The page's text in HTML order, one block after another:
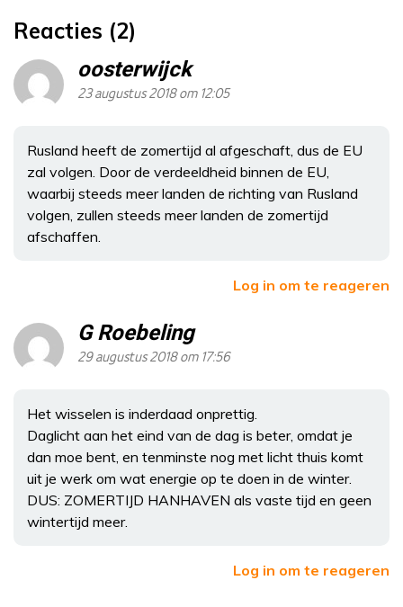
Reacties (2)
oosterwijck
23 augustus 2018 om 12:05
Rusland heeft de zomertijd al afgeschaft, dus de EU
zal volgen. Door de verdeeldheid binnen de EU,
waarbij steeds meer landen de richting van Rusland
volgen, zullen steeds meer landen de zomertijd
afschaffen.
Log in om te reageren
G Roebeling
29 augustus 2018 om 17:56
Het wisselen is inderdaad onprettig.
Daglicht aan het eind van de dag is beter, omdat je
dan moe bent, en tenminste nog met licht thuis komt
uit je werk om wat energie op te doen in de winter.
DUS: ZOMERTIJD HANHAVEN als vaste tijd en geen
wintertijd meer.
Log in om te reageren